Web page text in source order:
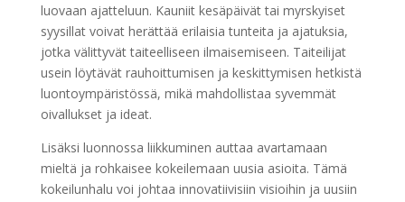
luovaan ajatteluun. Kauniit kesäpäivät tai myrskyiset
syysillat voivat herättää erilaisia tunteita ja ajatuksia,
jotka välittyvät taiteelliseen ilmaisemiseen. Taiteilijat
usein löytävät rauhoittumisen ja keskittymisen hetkistä
luontoympäristössä, mikä mahdollistaa syvemmät
oivallukset ja ideat.
Lisäksi luonnossa liikkuminen auttaa avartamaan
mieltä ja rohkaisee kokeilemaan uusia asioita. Tämä
kokeilunhalu voi johtaa innovatiivisiin visioihin ja uusiin